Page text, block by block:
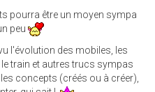
pourra être un moyen sympa
peu
l'évolution des mobiles, les
train et autres trucs sympas
concepts (créés ou à créer),